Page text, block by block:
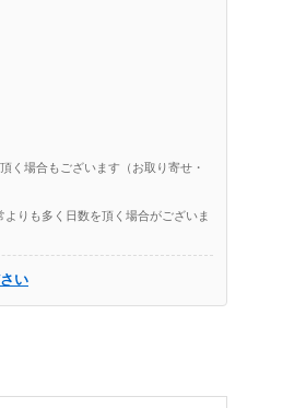
く場合もございます（お取り寄せ・
りも多く日数を頂く場合がございま
い